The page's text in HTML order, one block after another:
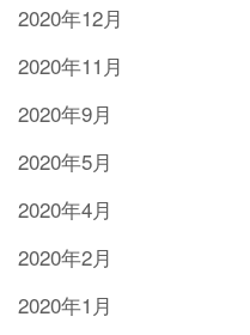
2020年12月
2020年11月
2020年9月
2020年5月
2020年4月
2020年2月
2020年1月